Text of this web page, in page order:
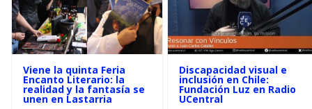
Viene la quinta Feria
Encanto Literario: la
realidad y la fantasía se
unen en Lastarria
Discapacidad visual e
inclusión en Chile:
Fundación Luz en Radio
UCentral